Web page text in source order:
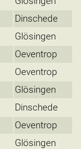
Dinschede
Glösingen
Oeventrop
Oeventrop
Glösingen
Dinschede
Oeventrop
Glösingen